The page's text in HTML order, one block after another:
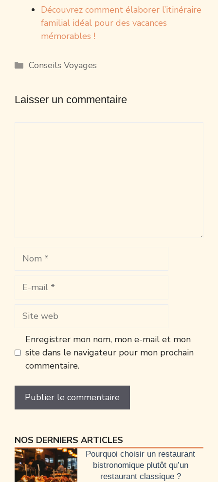
Découvrez comment élaborer l’itinéraire
familial idéal pour des vacances
mémorables !
Catégories
Conseils Voyages
Laisser un commentaire
Nom
Site
Enregistrer mon nom, mon e-mail et mon
site dans le navigateur pour mon prochain
commentaire.
NOS DERNIERS ARTICLES
Pourquoi choisir un restaurant
bistronomique plutôt qu’un
restaurant classique ?